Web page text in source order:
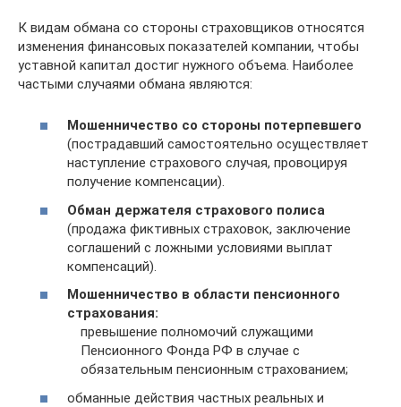
К видам обмана со стороны страховщиков относятся
изменения финансовых показателей компании, чтобы
уставной капитал достиг нужного объема. Наиболее
частыми случаями обмана являются:
Мошенничество со стороны потерпевшего
(пострадавший самостоятельно осуществляет
наступление страхового случая, провоцируя
получение компенсации).
Обман держателя страхового полиса
(продажа фиктивных страховок, заключение
соглашений с ложными условиями выплат
компенсаций).
Мошенничество в области пенсионного
страхования:
превышение полномочий служащими
Пенсионного Фонда РФ в случае с
обязательным пенсионным страхованием;
обманные действия частных реальных и